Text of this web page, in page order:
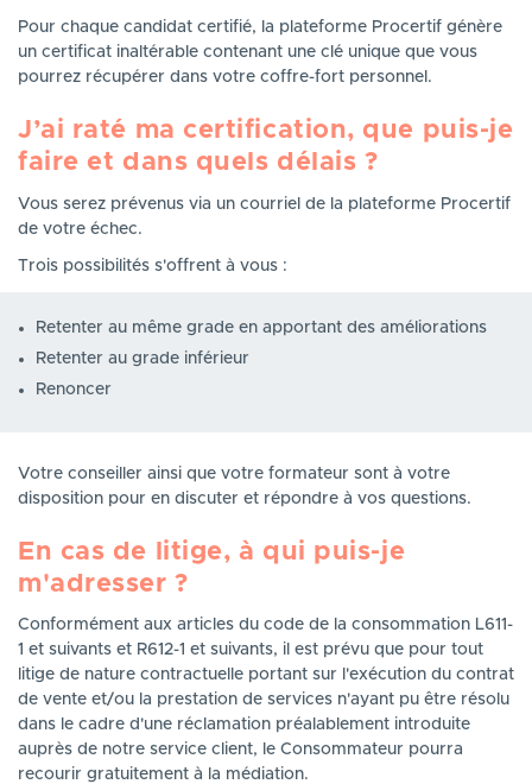
Pour chaque candidat certifié, la plateforme Procertif génère
un certificat inaltérable contenant une clé unique que vous
pourrez récupérer dans votre coffre-fort personnel.
J’ai raté ma certification, que puis-je
faire et dans quels délais ?
Vous serez prévenus via un courriel de la plateforme Procertif
de votre échec.
Trois possibilités s'offrent à vous :
Retenter au même grade en apportant des améliorations
Retenter au grade inférieur
Renoncer
Votre conseiller ainsi que votre formateur sont à votre
disposition pour en discuter et répondre à vos questions.
En cas de litige, à qui puis-je
m'adresser ?
Conformément aux articles du code de la consommation L611-
1 et suivants et R612-1 et suivants, il est prévu que pour tout
litige de nature contractuelle portant sur l'exécution du contrat
de vente et/ou la prestation de services n'ayant pu être résolu
dans le cadre d'une réclamation préalablement introduite
auprès de notre service client, le Consommateur pourra
recourir gratuitement à la médiation.